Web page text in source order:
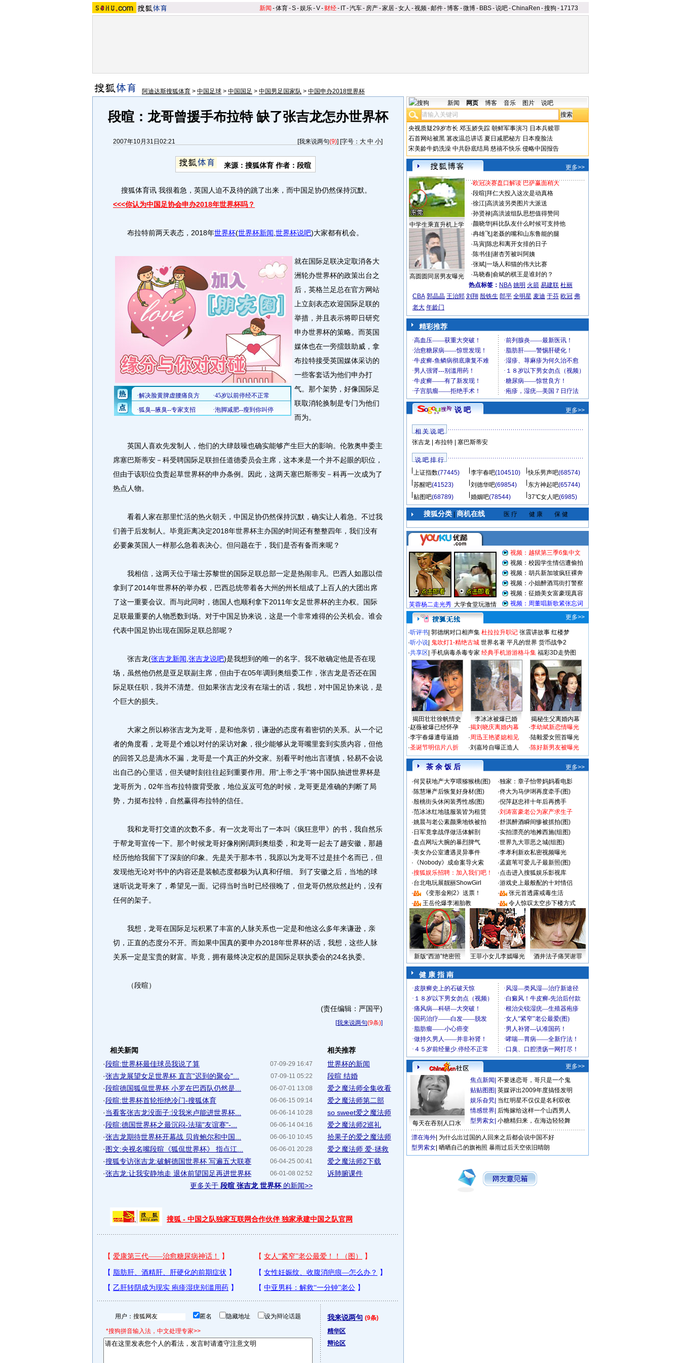
新闻 -体育-S-娱乐-V- 财经- IT-汽车- 房产-家居-女人 -视频-邮件-博客-微博- BBS-说吧-ChinaRen -搜狗 - 17173
阿迪达斯搜狐体育 > 中国足球 > 中国国足 > 中国男足国家队 > 中国申办2018世界杯
段暄：龙哥曾援手布拉特 缺了张吉龙怎办世界杯
2007年10月31日02:21 [我来说两句(9)] [字号： 大 中 小]
来源：搜狐体育 作者：段暄
搜狐体育讯 我很着急，英国人迫不及待的跳了出来，而中国足协仍然保持沉默。
<<<你认为中国足协会申办2018年世界杯吗？
布拉特前两天表态，2018年世界杯(世界杯新闻 世界杯说吧)大家都有机会。
就在国际足联决定取消各大
洲轮办世界杯的政策出台之
后，英格兰足总在官方网站
上立刻表态欢迎国际足联的
举措，并且表示将即日研究
申办世界杯的策略。而英国
媒体也在一旁擂鼓助威，拿
布拉特接受英国媒体采访的
一些客套话为他们申办打
气。那个架势，好像国际足
联取消轮换制是专门为他们
而为。
英国人喜欢先发制人，他们的大肆鼓噪也确实能够产生巨大的影响。伦敦奥申委主
席塞巴斯蒂安－科受聘国际足联担任道德委员会主席，这本来是一个并不起眼的职位，
但由于该职位负责起草世界杯的申办条例。因此，这两天塞巴斯蒂安－科再一次成为了
热点人物。
看着人家在那里忙活的热火朝天，中国足协仍然保持沉默，确实让人着急。不过我
们善于后发制人。毕竟距离决定2018年世界杯主办国的时间还有整整四年，我们没有
必要象英国人一样那么急着表决心。但问题在于，我们是否有备而来呢？
我相信，这两天位于瑞士苏黎世的国际足联总部一定是热闹非凡。巴西人如愿以偿
拿到了2014年世界杯的举办权，巴西总统带着各大州的州长组成了上百人的大团出席
了这一重要会议。而与此同时，德国人也顺利拿下2011年女足世界杯的主办权。国际
足联最重要的人物悉数到场。对于中国足协来说，这是一个非常难得的公关机会。谁会
代表中国足协出现在国际足联总部呢？
张吉龙(张吉龙新闻 张吉龙说吧)是我想到的唯一的名字。我不敢确定他是否在现
场，虽然他仍然是亚足联副主席，但由于在05年调到奥组委工作，张吉龙是否还在国
际足联任职，我并不清楚。但如果张吉龙没有在瑞士的话，我想，对中国足协来说，是
个巨大的损失。
大家之所以称张吉龙为龙哥，是和他亲切，谦逊的态度有着密切的关系。从一个记
者的角度看，龙哥是个难以对付的采访对象，很少能够从龙哥嘴里套到实质内容，但他
的回答又总是滴水不漏，龙哥是一个真正的外交家。别看平时他出言谨慎，轻易不会说
出自己的心里话，但关键时刻往往起到重要作用。用“上帝之手”将中国队抽进世界杯是
龙哥所为，02年当布拉特腹背受敌，地位岌岌可危的时候，龙哥更是准确的判断了局
势，力挺布拉特，自然赢得布拉特的信任。
我和龙哥打交道的次数不多。有一次龙哥出了一本叫《疯狂意甲》的书，我自然乐
于帮龙哥宣传一下。那个时候龙哥好像刚刚调到奥组委，和龙哥一起去了趟安徽，那趟
经历他给我留下了深刻的印象。先是关于那本书，我原以为龙哥不过是挂个名而已，但
发现他无论对书中的内容还是装帧态度都极为认真和仔细。 到了安徽之后，当地的球
迷听说龙哥来了，希望见一面。记得当时当时已经很晚了，但龙哥仍然欣然赴约，没有
任何的架子。
我想，龙哥在国际足坛积累了丰富的人脉关系也一定是和他这么多年来谦逊，亲
切，正直的态度分不开。而如果中国真的要申办2018年世界杯的话，我想，这些人脉
关系一定是宝贵的财富。毕竟，拥有最终决定权的是国际足联执委会的24名执委。
（段暄）
(责任编辑：严国平)
[我来说两句(9条)]
相关新闻
07-09-29 16:47
·段暄:世界杯最佳球员我说了算
07-09-11 05:22
·张吉龙展望女足世界杯 直言"迟到的聚会"...
06-07-01 13:08
·段暄德国狐侃世界杯 小罗在巴西队仍然是...
06-06-15 09:14
·段暄:世界杯首轮拒绝冷门-搜狐体育
06-06-14 10:28
·当看客张吉龙没面子:没我米卢能进世界杯...
06-06-14 04:16
·段暄:德国世界杯之最沉闷-法瑞"友谊赛"-...
06-06-10 10:45
·张吉龙期待世界杯开幕战 贝肯鲍尔和中国...
06-06-01 20:28
·图文:央视名嘴段暄《狐侃世界杯》 指点江...
06-04-25 00:41
·搜狐专访张吉龙:破解德国世界杯 写遍五大联赛
06-01-08 02:52
·张吉龙:让我安静地走 退休前望国足再进世界杯
更多关于 段暄 张吉龙 世界杯的新闻>>
相关推荐
世界杯的新闻
段暄 结婚
爱之魔法师全集收看
爱之魔法师第二部
so sweet爱之魔法师
爱之魔法师2巡礼
拾果子的爱之魔法师
爱之魔法师 爱·拯救
爱之魔法师2下载
诉肺腑课件
搜狐 - 中国之队独家互联网合作伙伴 独家承建中国之队官网
用户： 匿名 隐藏地址 设为辩论话题
*搜狗拼音输入法，中文处理专家>>
我来说两句 (9条)
精华区
辩论区
新闻 网页 博客 音乐 图片 说吧
央视质疑29岁市长 邓玉娇失踪 朝鲜军事演习 日本兵赎罪
石首网站被黑 篡改温总讲话 夏日减肥秘方 日本瘦脸法
宋美龄牛奶洗澡 中共卧底结局 慈禧不快乐 侵略中国报告
更多>>
中学生乘直升机上学
高圆圆同居男友曝光
·欧冠决赛盘口解读 巴萨赢面稍大
·段暄 拜仁大投入这次是动真格
·徐江| 高洪波另类图片大派送
·孙贤禄| 高洪波组队思想值得赞同
·颜晓华| 科比队友什么时候可支持他
·冉雄飞| 老聂的嘴和山东鲁能的腿
·马寅| 陈忠和离开女排的日子
·陈书佳| 谢杏芳被叫阿姨
·张斌| 一场人和猫的伟大比赛
·马晓春| 俞斌的棋王是谁封的？
热点标签： NBA 姚明 火箭 易建联 杜丽
CBA 郭晶晶 王治郅 刘翔 殷铁生 郎平 全明星 麦迪 于芬 欧冠 弗
老大 年龄门
精彩推荐
说 吧 更多>>
相 关 说 吧
张吉龙| 布拉特| 塞巴斯蒂安
说 吧 排 行
上证指数(77445) 李宇春吧(104510) 快乐男声吧(68574)
苏醒吧(41523) 刘德华吧(69854) 东方神起吧(65744)
贴图吧(68789) 婚姻吧(78544) 37℃女人吧(6985)
搜狐分类| 商机在线 医 疗 健 康 保 健
芙蓉杨二走光秀 大学食堂玩激情
视频：越狱第三季6集中文
视频：校园学生情侣遭偷拍
视频：胡兵新加坡疯狂裸奔
视频：小姐醉酒骂街打警察
视频：征婚美女富豪现真容
视频：周董唱新歌紧张忘词
更多>>
·听评书 郭德纲对口相声集 杜拉拉升职记 张震讲故事 红楼梦
·听小说 鬼吹灯1-精绝古城 世界名著 平凡的世界 货币战争2
·共享区 手机病毒杀毒专家 经典手机游游格斗集 福彩3D走势图
揭田壮壮徐帆情史 李冰冰被爆已婚
揭秘生父离婚内幕
·赵薇被爆已经怀孕
·李宇春爆遭母逼婚
·圣诞节明信片八折
·揭刘晓庆离婚内幕
·周迅王艳婆媳相见
·刘嘉玲自曝正造人
·李幼斌新恋情曝光
·陆毅爱女照首曝光
·陈好新男友被曝光
茶 余 饭 后
更多>>
·何炅获地产大亨喂猕猴桃(图) ·独家：章子怡带妈妈看电影
·陈慧琳产后恢复好身材(图) ·佟大为马伊琍再度牵手(图)
·殷桃街头休闲装秀性感(图) ·倪萍赵忠祥十年后再携手
·范冰冰红地毯服装皆为租赁 ·刘涛富豪老公为家产求生子
·姚晨与老公素颜乘地铁被拍 ·舒淇醉酒瞬间惨被抓拍(图)
· 日军竟拿战俘做活体解剖 ·实拍漂亮的地摊西施(组图)
·盘点网坛大腕的暴烈脾气 ·世界九大罪恶之城(组图)
·美女办公室遭遇灵异事件 ·李孝利新欢私密视频曝光
· 《Nobody》成命案导火索 ·孟庭苇可爱儿子最新照(图)
·搜狐娱乐招聘：加入我们吧！ ·点击进入搜狐娱乐影视库
·台北电玩展靓丽ShowGirl ·游戏史上最般配的十对情侣
·
《变形金刚2》送票！ ·
张元首透露戒毒生活
·
王岳伦爆李湘胎教 · 令人惊叹太空步下楼方式
新版“西游”绝密照 王菲小女儿李嫣曝光 酒井法子痛哭谢罪
健 康 指 南
更多>>
每天在吞别人口水
焦点新闻 不要迷恋哥，哥只是一个鬼
贴贴图图 英媒评出2009年度搞怪发明
娱乐旮旯 当红明星不仅仅是名利双收
情感世界 后悔嫁给这样一个山西男人
型男索女 小糖精归来，在海边轻轻舞
漂在海外 为什么出过国的人回来之后都会说中国不好
型男索女 晒晒自己的旗袍照 暴雨过后天空依旧晴朗